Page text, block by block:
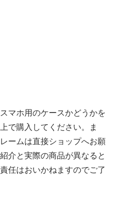
マホ用のケースかどうかを
で購入してください。ま
ームは直接ショップへお願
介と実際の商品が異なると
任はおいかねますのでご了